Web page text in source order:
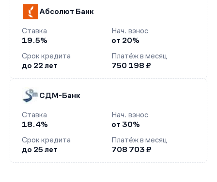
Абсолют Банк
Ставка
19.5%
Нач. взнос
от 20%
Срок кредита
до 22 лет
Платёж в месяц
750 198 ₽
СДМ-Банк
Ставка
18.4%
Нач. взнос
от 30%
Срок кредита
до 25 лет
Платёж в месяц
708 703 ₽